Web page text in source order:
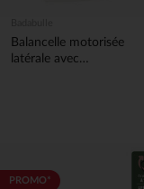
Balancelle motorisée
latérale avec
PROMO*